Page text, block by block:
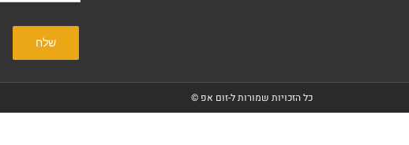
כל הזכויות שמורות ל-זום אפ ©